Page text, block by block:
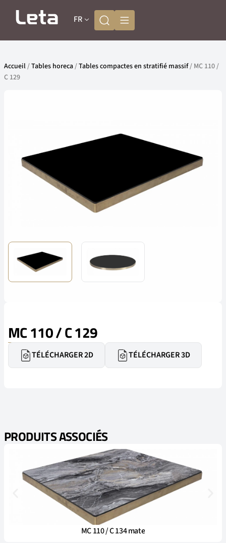
FR
Accueil/Tables horeca/Tables compactes en stratifié massif/ MC 110 /
C 129
MC 110 / C 129
TÉLÉCHARGER 2D TÉLÉCHARGER 3D
PRODUITS ASSOCIÉS
MC 110 / C 134 mate